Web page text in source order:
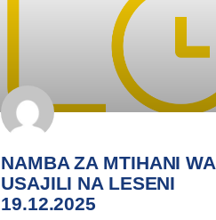
NAMBA ZA MTIHANI WA
USAJILI NA LESENI
19.12.2025